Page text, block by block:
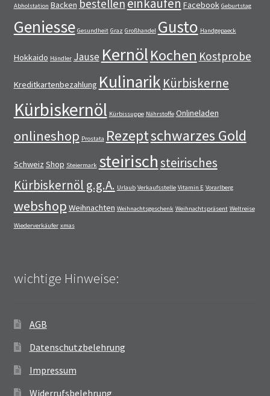
Abholstation Backen bestellen einkaufen Facebook Geburtstag
Geniesse Gesundheit Graz Großhandel Gusto Handgepaeck
Hokkaido Händler Jause KernölKochen Kostprobe
Kreditkartenbezahlung Kulinarik Kürbiskerne
Kürbiskernöl Kürbissuppe Nährstoffe Onlineladen
onlineshop Prostata Rezeptschwarzes Gold
Schweiz Shop Steiermark steirischsteirisches
Kürbiskernöl g.g.A. Urlaub Verkaufsstelle Vitamin E Vorarlberg
webshop Weihnachten Weihnachtsgeschenk Weihnachtspräsent Weltreise
Wiederverkäufer xmas
wichtige Hinweise:
AGB
Datenschutzbelehrung
Impressum
Widerrufsbelehrung